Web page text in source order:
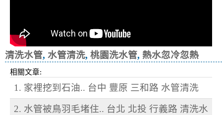
清洗水管, 水管清洗, 桃園洗水管, 熱水忽冷忽熱
相關文章:
1. 家裡挖到石油.. 台中 豐原 三和路 水管清洗
2. 水管被鳥羽毛堵住.. 台北 北投 行義路 清洗水